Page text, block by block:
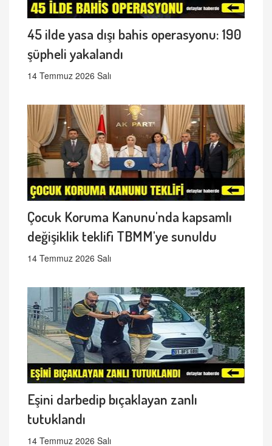
45 ilde yasa dışı bahis operasyonu: 190
şüpheli yakalandı
14 Temmuz 2026 Salı
Çocuk Koruma Kanunu'nda kapsamlı
değişiklik teklifi TBMM'ye sunuldu
14 Temmuz 2026 Salı
Eşini darbedip bıçaklayan zanlı
tutuklandı
14 Temmuz 2026 Salı